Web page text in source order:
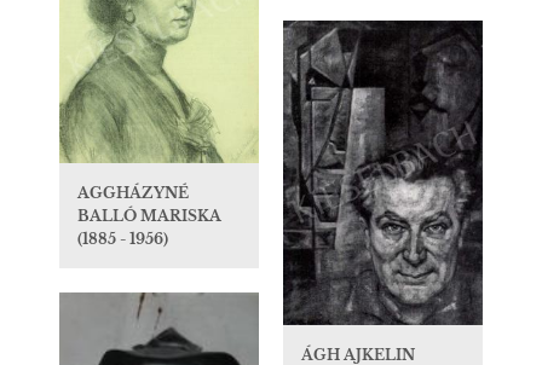
AGGHÁZYNÉ
BALLÓ MARISKA
(1885 - 1956)
ÁGH AJKELIN